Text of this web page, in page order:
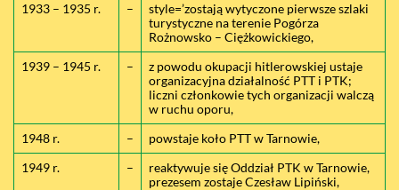
1933 – 1935 r.
–
style=’zostają wytyczone pierwsze szlaki
turystyczne na terenie Pogórza
Rożnowsko – Ciężkowickiego,
1939 – 1945 r.
–
z powodu okupacji hitlerowskiej ustaje
organizacyjna działalność PTT i PTK;
liczni członkowie tych organizacji walczą
w ruchu oporu,
1948 r.
–
powstaje koło PTT w Tarnowie,
1949 r.
–
reaktywuje się Oddział PTK w Tarnowie,
prezesem zostaje Czesław Lipiński,